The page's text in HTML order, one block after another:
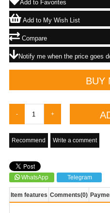
Add to Favorites
Add to My Wish List
Compare
Notify me when the price goes
Recommend Write a comment
WhatsApp Telegram
Item features Comments(0)